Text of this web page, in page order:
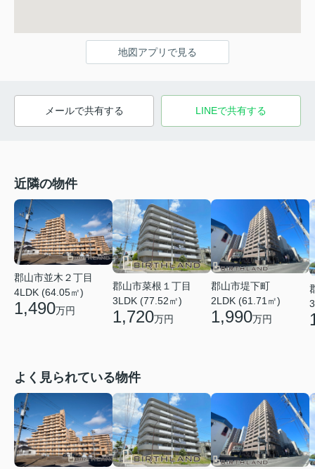
地図アプリで見る
メールで共有する LINEで共有する
近隣の物件
郡山市並木２丁目
4LDK (64.05㎡)
1,490万円
郡山市菜根１丁目
3LDK (77.52㎡)
1,720万円
郡山市堤下町
2LDK (61.71㎡)
1,990万円
よく見られている物件